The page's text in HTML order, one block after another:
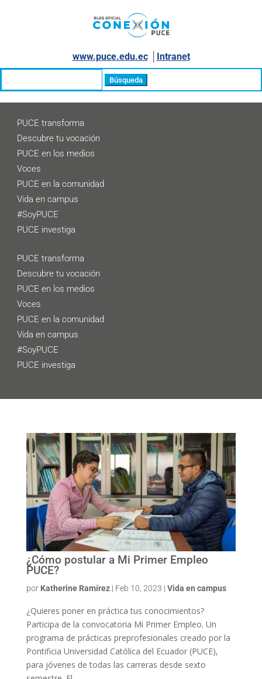
www.puce.edu.ec│ Intranet
PUCE transforma
Descubre tu vocación
PUCE en los medios
Voces
PUCE en la comunidad
Vida en campus
#SoyPUCE
PUCE investiga
PUCE transforma
Descubre tu vocación
PUCE en los medios
Voces
PUCE en la comunidad
Vida en campus
#SoyPUCE
PUCE investiga
¿Cómo postular a Mi Primer Empleo
PUCE?
por Katherine Ramírez| Feb 10, 2023 | Vida en campus
¿Quieres poner en práctica tus conocimientos?
Participa de la convocatoria Mi Primer Empleo. Un
programa de prácticas preprofesionales creado por la
Pontificia Universidad Católica del Ecuador (PUCE),
para jóvenes de todas las carreras desde sexto